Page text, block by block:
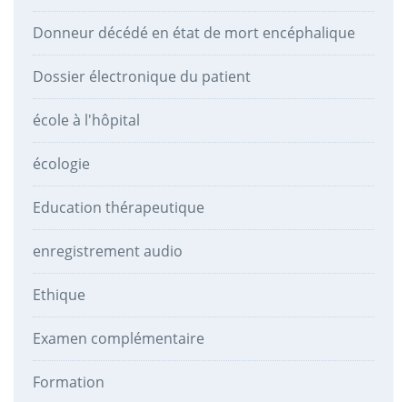
Donneur décédé en état de mort encéphalique
Dossier électronique du patient
école à l'hôpital
écologie
Education thérapeutique
enregistrement audio
Ethique
Examen complémentaire
Formation